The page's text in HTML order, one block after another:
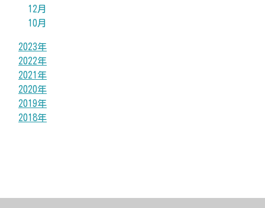
12月
10月
2023年
2022年
2021年
2020年
2019年
2018年